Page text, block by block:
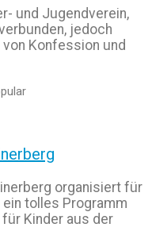
und Jugendverein,
jedoch
Konfession und
organisiert für
tolles Programm
Kinder aus der